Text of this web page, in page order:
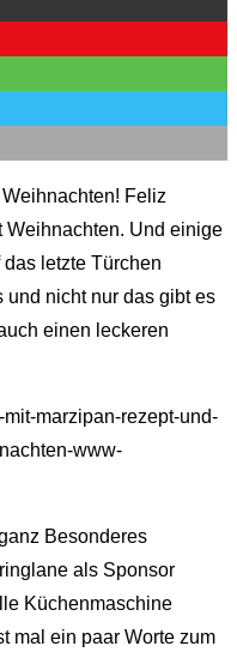
Feliz
Weihnachten. Und einige
letzte Türchen
nicht nur das gibt es
einen leckeren
Besonderes
als Sponsor
Küchenmaschine
mal ein paar Worte zum